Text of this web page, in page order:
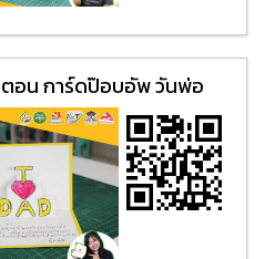
อน การ์ดป๊อบอัพ วันพ่อ